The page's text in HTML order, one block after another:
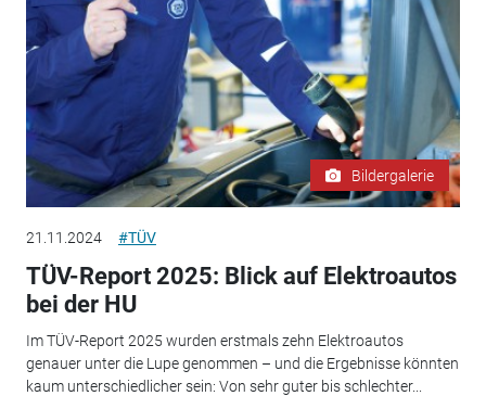
Bildergalerie
21.11.2024 #TÜV
TÜV-Report 2025: Blick auf Elektroautos
bei der HU
Im TÜV-Report 2025 wurden erstmals zehn Elektroautos
genauer unter die Lupe genommen – und die Ergebnisse könnten
kaum unterschiedlicher sein: Von sehr guter bis schlechter...